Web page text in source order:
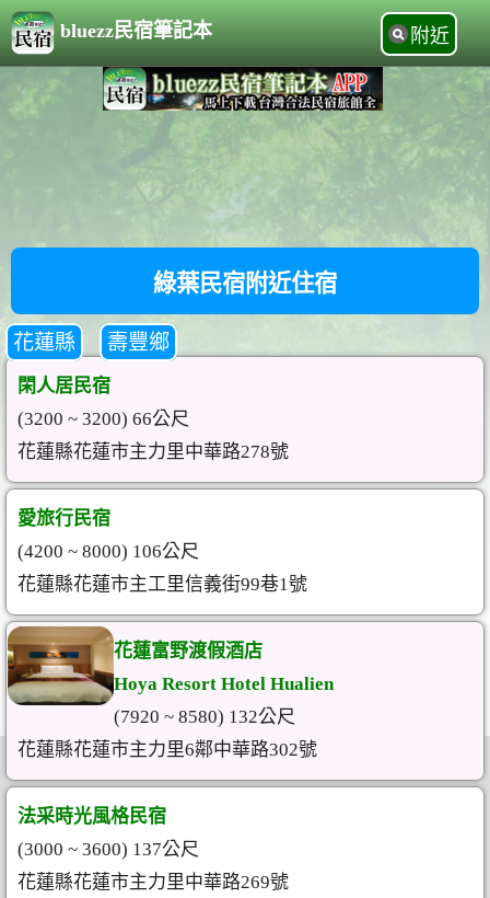
bluezz民宿筆記本 附近
綠葉民宿附近住宿
花蓮縣 壽豐鄉
閑人居民宿
(3200 ~ 3200) 66公尺
花蓮縣花蓮市主力里中華路278號
愛旅行民宿
(4200 ~ 8000) 106公尺
花蓮縣花蓮市主工里信義街99巷1號
花蓮富野渡假酒店
Hoya Resort Hotel Hualien
(7920 ~ 8580) 132公尺
花蓮縣花蓮市主力里6鄰中華路302號
法采時光風格民宿
(3000 ~ 3600) 137公尺
花蓮縣花蓮市主力里中華路269號